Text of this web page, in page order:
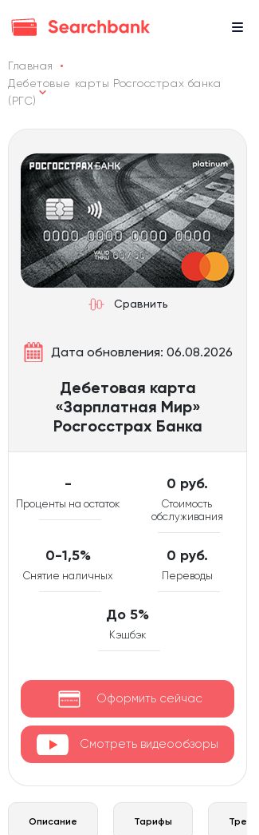
Главная
Дебетовые карты Росгосстрах банка
(РГС)
Сравнить
Дата обновления: 06.08.2026
Дебетовая карта
«Зарплатная Мир»
Росгосстрах Банка
-
Проценты на остаток
0 руб.
Стоимость
обслуживания
0-1,5%
Снятие наличных
0 руб.
Переводы
До 5%
Кэшбэк
Оформить сейчас
Смотреть видеообзоры
Описание Тарифы